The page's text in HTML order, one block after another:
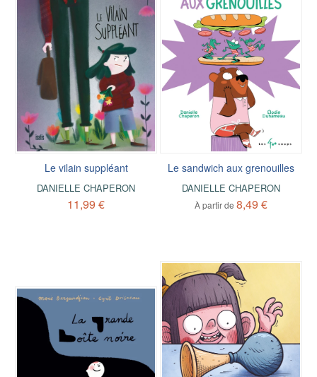
Le vilain suppléant
DANIELLE CHAPERON
11,99 €
Le sandwich aux grenouilles
DANIELLE CHAPERON
À partir de 8,49 €